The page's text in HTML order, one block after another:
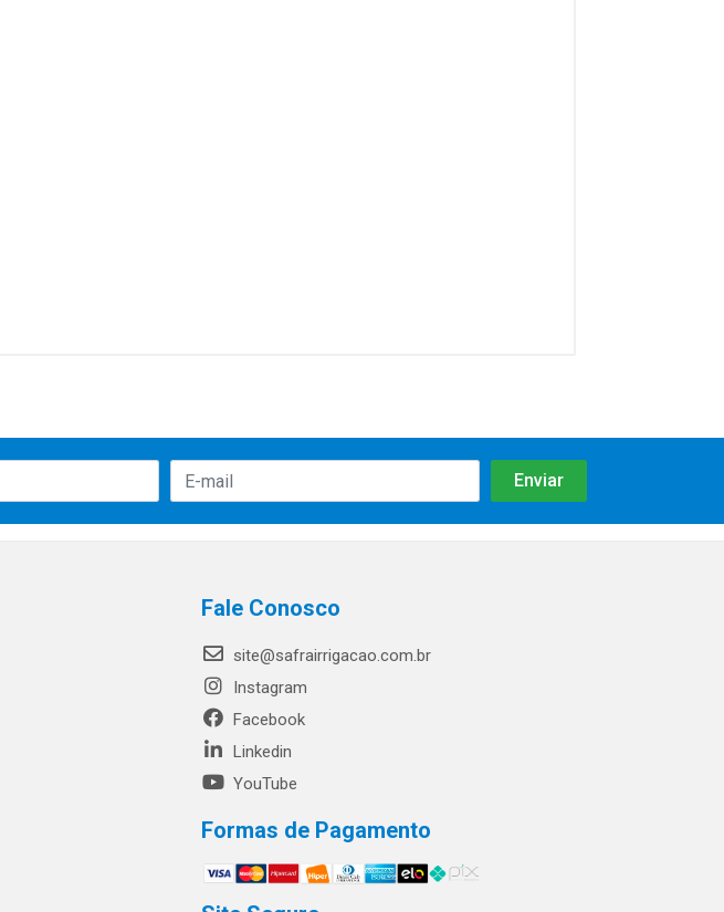
Fale Conosco
site@safrairrigacao.com.br
Instagram
Facebook
Linkedin
YouTube
Formas de Pagamento